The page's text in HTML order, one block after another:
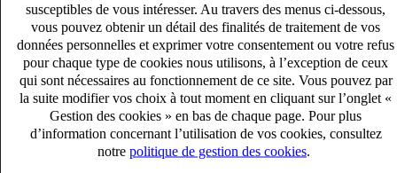
susceptibles de vous intéresser. Au travers des menus ci-dessous,
vous pouvez obtenir un détail des finalités de traitement de vos
données personnelles et exprimer votre consentement ou votre refus
pour chaque type de cookies nous utilisons, à l’exception de ceux
qui sont nécessaires au fonctionnement de ce site. Vous pouvez par
la suite modifier vos choix à tout moment en cliquant sur l’onglet «
Gestion des cookies » en bas de chaque page. Pour plus
d’information concernant l’utilisation de vos cookies, consultez
notre politique de gestion des cookies
connaître votre secteur et ses enjeux
12 bureaux en France
proximité avec nos clients et nos talents
6 solutions
s'adapter à vos besoin en recrutement
10 univers
connaître votre secteur et ses enjeux